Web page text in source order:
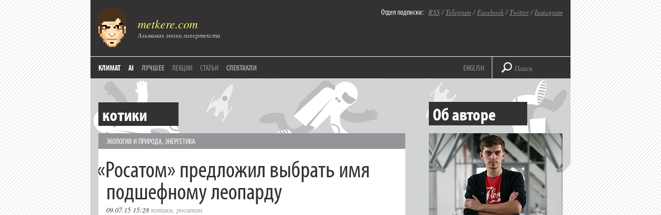
metkere.com
Альманах эпохи гипертекста
Отдел подписки: RSS/ Telegram/Facebook/ Twitter/Instagram
КЛИМАТ AI ЛУЧШЕЕ ЛЕКЦИИ СТАТЬИ СПЕКТАКЛИ ENGLISH
котики
ЭКОЛОГИЯ И ПРИРОДА,ЭНЕРГЕТИКА
«Росатом» предложил выбрать имя
подшефному леопарду
09.07.15 15:28 котики, росатом
Об авторе